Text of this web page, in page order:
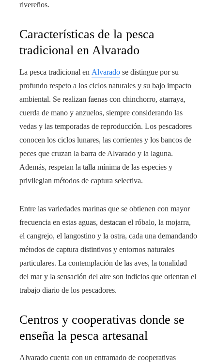
rivereños.
Características de la pesca
tradicional en Alvarado
La pesca tradicional en Alvarado se distingue por su
profundo respeto a los ciclos naturales y su bajo impacto
ambiental. Se realizan faenas con chinchorro, atarraya,
cuerda de mano y anzuelos, siempre considerando las
vedas y las temporadas de reproducción. Los pescadores
conocen los ciclos lunares, las corrientes y los bancos de
peces que cruzan la barra de Alvarado y la laguna.
Además, respetan la talla mínima de las especies y
privilegian métodos de captura selectiva.
Entre las variedades marinas que se obtienen con mayor
frecuencia en estas aguas, destacan el róbalo, la mojarra,
el cangrejo, el langostino y la ostra, cada una demandando
métodos de captura distintivos y entornos naturales
particulares. La contemplación de las aves, la tonalidad
del mar y la sensación del aire son indicios que orientan el
trabajo diario de los pescadores.
Centros y cooperativas donde se
enseña la pesca artesanal
Alvarado cuenta con un entramado de cooperativas